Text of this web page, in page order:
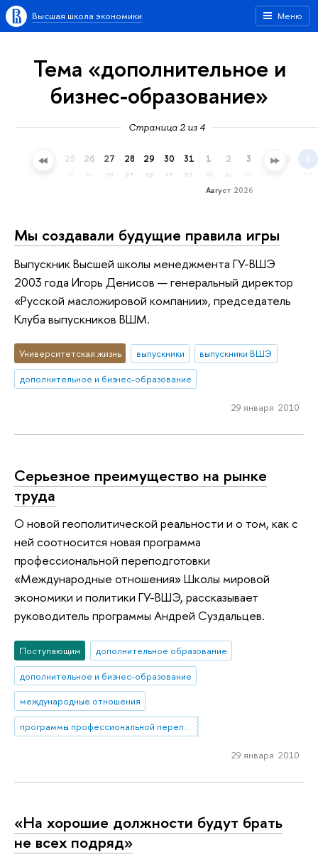
Меню
Высшая школа экономики
Тема «дополнительное и
бизнес-образование»
Страница 2 из 4
24 25 26 27
пн
28
вт
29
ср
30
чт
31
пт
Август 2026
1
сб
2 3 4 5 6
чт
Мы создавали будущие правила игры
Выпускник Высшей школы менеджмента ГУ-ВШЭ
2003 года Игорь Денисов — генеральный директор
«Русской масложировой компании», председатель
Клуба выпускников ВШМ.
Университетская жизнь выпускники
выпускники ВШЭ
дополнительное и бизнес-образование
29 января 2010
Cерьезное преимущество на рынке
труда
О новой геополитической реальности и о том, как с
ней соотносится новая программа
профессиональной переподготовки
«Международные отношения» Школы мировой
экономики и политики ГУ-ВШЭ, рассказывает
руководитель программы Андрей Суздальцев.
Поступающим
дополнительное образование
дополнительное и бизнес-образование
международные отношения
программы профессиональной переподготовки
29 января 2010
«На хорошие должности будут брать
не всех подряд»